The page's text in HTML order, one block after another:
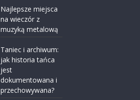
Najlepsze miejsca
na wieczór z
muzyką metalową
Taniec i archiwum:
jak historia tańca
jest
dokumentowana i
przechowywana?